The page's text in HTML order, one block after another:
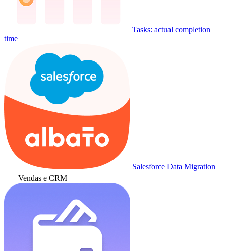
Tasks: actual completion
time
Salesforce Data Migration
Vendas e CRM